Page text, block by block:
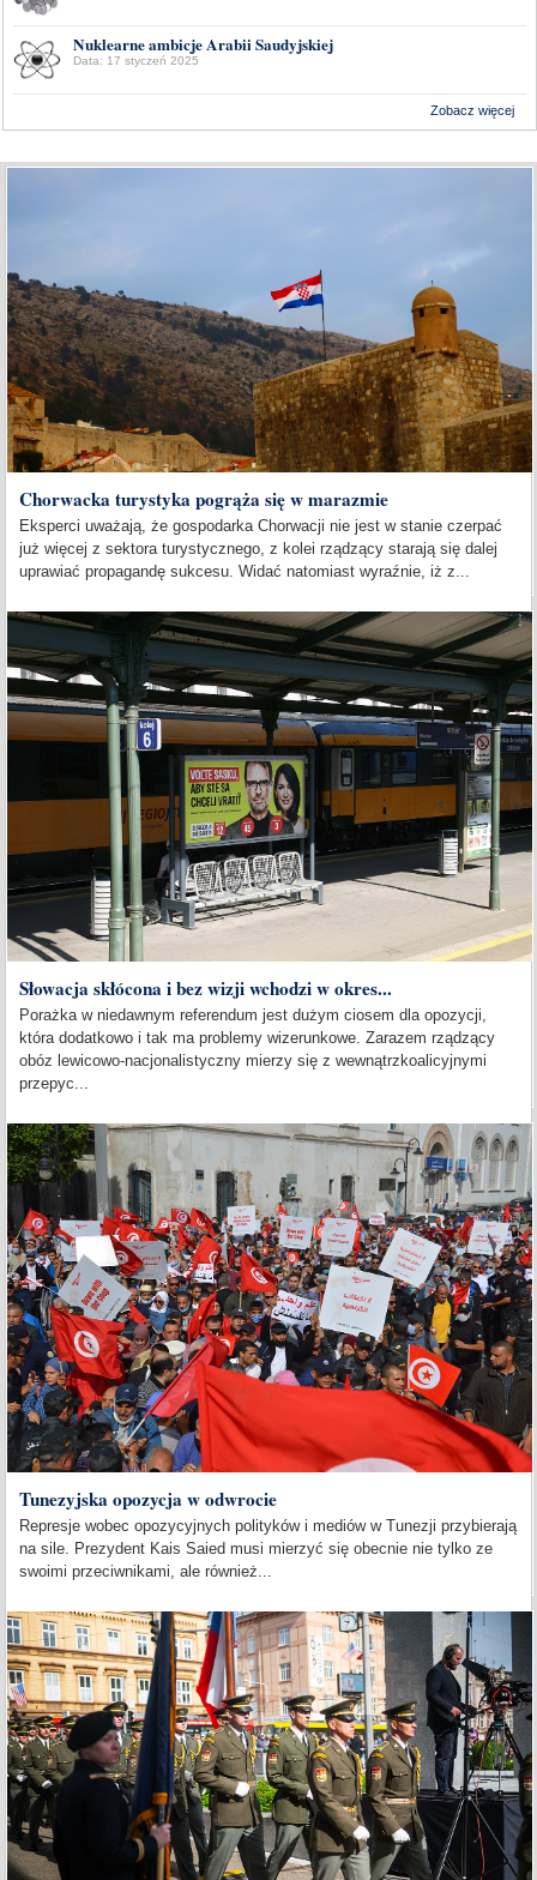
Nuklearne ambicje Arabii Saudyjskiej
Data: 17 styczeń 2025
Zobacz więcej
Chorwacka turystyka pogrąża się w marazmie
Eksperci uważają, że gospodarka Chorwacji nie jest w stanie czerpać
już więcej z sektora turystycznego, z kolei rządzący starają się dalej
uprawiać propagandę sukcesu. Widać natomiast wyraźnie, iż z...
Słowacja skłócona i bez wizji wchodzi w okres...
Porażka w niedawnym referendum jest dużym ciosem dla opozycji,
która dodatkowo i tak ma problemy wizerunkowe. Zarazem rządzący
obóz lewicowo-nacjonalistyczny mierzy się z wewnątrzkoalicyjnymi
przepyc...
Tunezyjska opozycja w odwrocie
Represje wobec opozycyjnych polityków i mediów w Tunezji przybierają
na sile. Prezydent Kais Saied musi mierzyć się obecnie nie tylko ze
swoimi przeciwnikami, ale również...